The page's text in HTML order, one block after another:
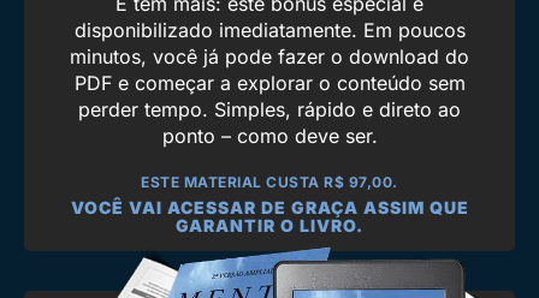
disponibilizado imediatamente. Em poucos
minutos, você já pode fazer o download do
PDF e começar a explorar o conteúdo sem
perder tempo. Simples, rápido e direto ao
ponto – como deve ser.
ESTE MATERIAL CUSTA R$ 97,00.
VOCÊ VAI ACESSAR DE GRAÇA ASSIM QUE
GARANTIR O LIVRO.